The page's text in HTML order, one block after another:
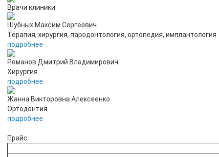
Врачи клиники
Шубных Максим Сергеевич
Терапия, хирургия, пародонтология, ортопедия, имплантология
подробнее
Романов Дмитрий Владимирович
Хирургия
подробнее
Жанна Викторовна Алексеенко
Ортодонтия
подробнее
Прайс